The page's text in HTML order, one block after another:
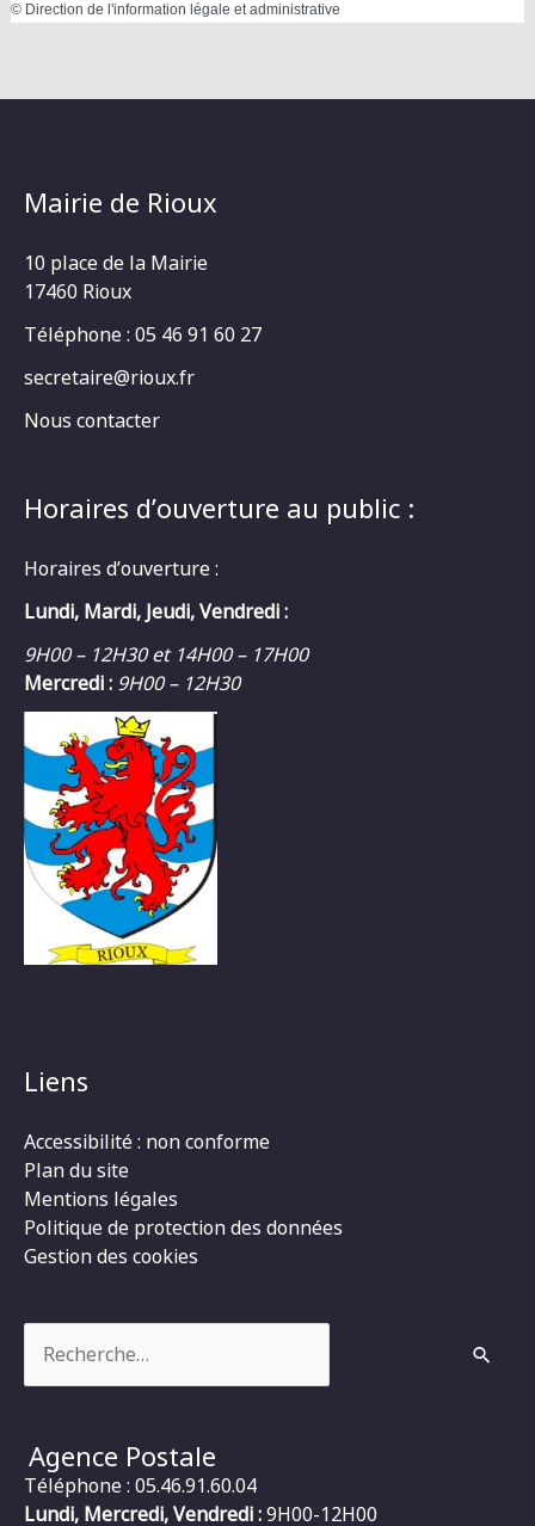
© Direction de l'information légale et administrative
Mairie de Rioux
10 place de la Mairie
17460 Rioux
Téléphone : 05 46 91 60 27
secretaire@rioux.fr
Nous contacter
Horaires d’ouverture au public :
Horaires d’ouverture :
Lundi, Mardi, Jeudi, Vendredi :
9H00 – 12H30 et 14H00 – 17H00
Mercredi : 9H00 – 12H30
Liens
Accessibilité : non conforme
Plan du site
Mentions légales
Politique de protection des données
Gestion des cookies
Agence Postale
Téléphone : 05.46.91.60.04
Lundi, Mercredi, Vendredi :9H00-12H00